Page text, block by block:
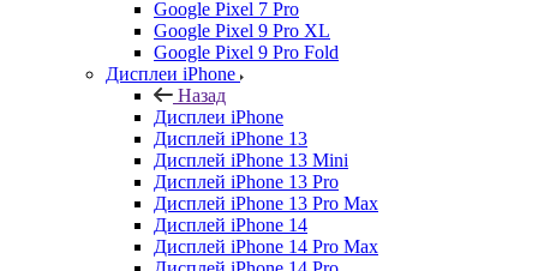
Google Pixel 7 Pro
Google Pixel 9 Pro XL
Google Pixel 9 Pro Fold
Дисплеи iPhone
Назад
Дисплеи iPhone
Дисплей iPhone 13
Дисплей iPhone 13 Mini
Дисплей iPhone 13 Pro
Дисплей iPhone 13 Pro Max
Дисплей iPhone 14
Дисплей iPhone 14 Pro Max